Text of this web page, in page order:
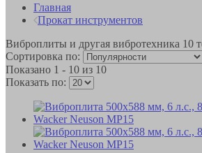
Главная
Прокат инструментов
Виброплиты и другая вибротехника 10
Сортировка по:
Показано 1 - 10 из 10
Показать по: